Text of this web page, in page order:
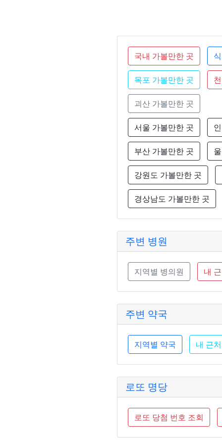
국내 가볼만한 곳
목포 가볼만한 곳
괴산 가볼만한 곳
서울 가볼만한 곳
부산 가볼만한 곳
강원도 가볼만한 곳
경상남도 가볼만한 곳
주변 병원
지역별 병의원 내
주변 약국
지역별 약국 내 근
로또 명당
로또 당첨 번호 조회